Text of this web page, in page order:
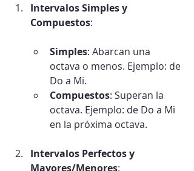
Intervalos Simples y
Compuestos:
Simples: Abarcan una
octava o menos. Ejemplo: de
Do a Mi.
Compuestos: Superan la
octava. Ejemplo: de Do a Mi
en la próxima octava.
Intervalos Perfectos y
Mayores/Menores: